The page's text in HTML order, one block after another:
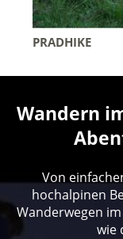
PRADHIKE
Wandern
Von
hochalpinen
Wanderwegen
wie